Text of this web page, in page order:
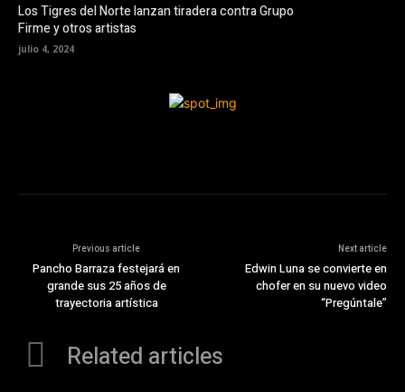
Los Tigres del Norte lanzan tiradera contra Grupo
Firme y otros artistas
julio 4, 2024
Previous article
Pancho Barraza festejará en
grande sus 25 años de
trayectoria artística
Next article
Edwin Luna se convierte en
chofer en su nuevo video
“Pregúntale”
Related articles